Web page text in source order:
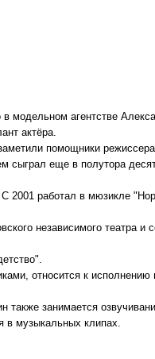
в модельном агентстве
актёра.
помощники
еще в полутора
2001 работал в мюзикле
независимого театра и
относится к исполнению
также занимается
в музыкальных клипах.